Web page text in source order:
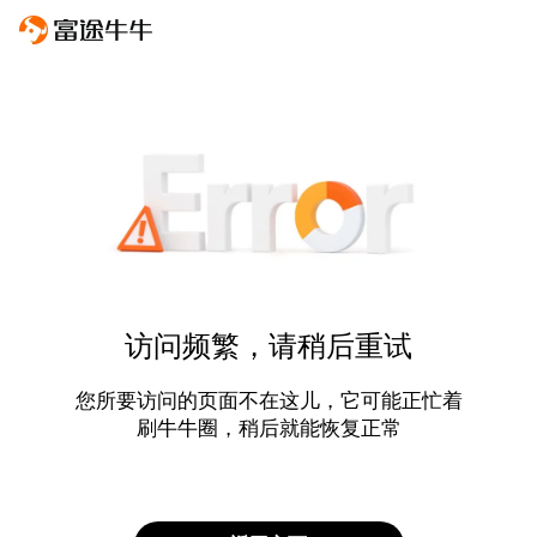
访问频繁，请稍后重试
您所要访问的页面不在这儿，它可能正忙着
刷牛牛圈，稍后就能恢复正常